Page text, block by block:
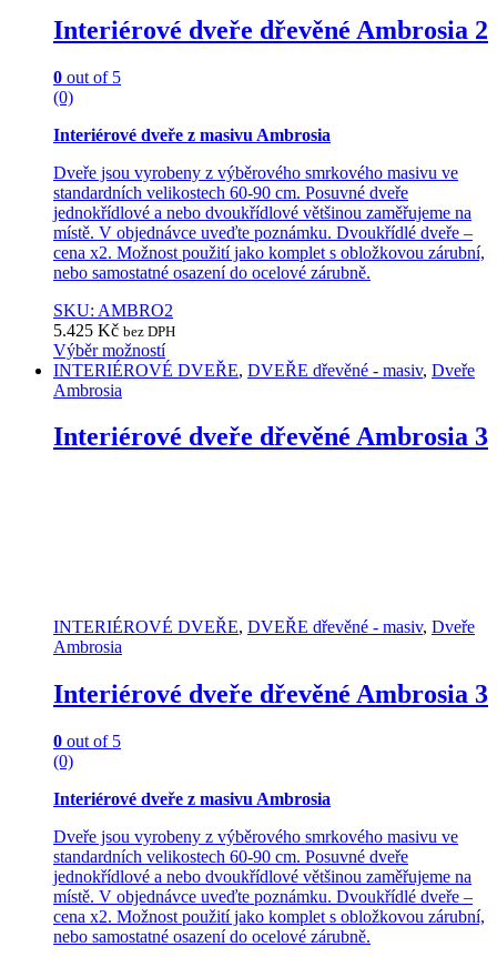
on
the
product
page
Interiérové dveře dřevěné Ambrosia 2
0 out of 5
(0)
Interiérové dveře z masivu Ambrosia
Dveře jsou vyrobeny z výběrového smrkového masivu ve
standardních velikostech 60-90 cm. Posuvné dveře
jednokřídlové a nebo dvoukřídlové většinou zaměřujeme na
místě. V objednávce uveďte poznámku. Dvoukřídlé dveře –
cena x2. Možnost použití jako komplet s obložkovou zárubní,
nebo samostatné osazení do ocelové zárubně.
SKU: AMBRO2
5.425 Kč bez DPH
Výběr možností
This
product
multiple
variants.
page
INTERIÉROVÉ DVEŘE, DVEŘE dřevěné - masiv, Dveře
Ambrosia
Interiérové dveře dřevěné Ambrosia 3
INTERIÉROVÉ DVEŘE, DVEŘE dřevěné - masiv, Dveře
Ambrosia
Interiérové dveře dřevěné Ambrosia 3
0 out of 5
(0)
Interiérové dveře z masivu Ambrosia
Dveře jsou vyrobeny z výběrového smrkového masivu ve
standardních velikostech 60-90 cm. Posuvné dveře
jednokřídlové a nebo dvoukřídlové většinou zaměřujeme na
místě. V objednávce uveďte poznámku. Dvoukřídlé dveře –
cena x2. Možnost použití jako komplet s obložkovou zárubní,
nebo samostatné osazení do ocelové zárubně.